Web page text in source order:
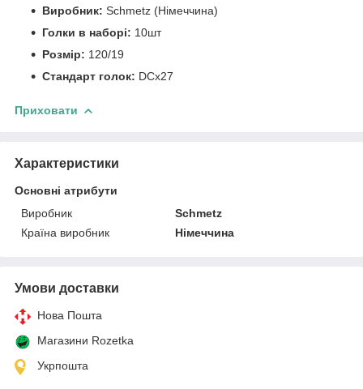
Виробник: Schmetz (Німеччина)
Голки в наборі: 10шт
Розмір: 120/19
Стандарт голок: DCx27
Приховати
Характеристики
Основні атрибути
Виробник
Schmetz
Країна виробник
Німеччина
Умови доставки
Нова Пошта
Магазини Rozetka
Укрпошта